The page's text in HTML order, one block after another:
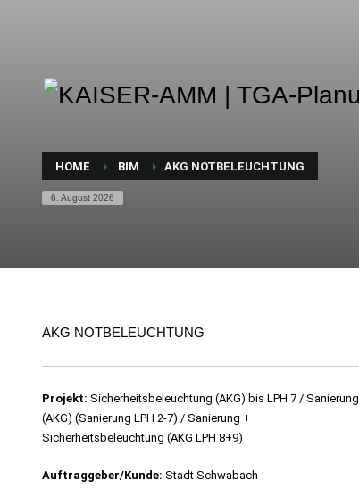
HOME BIM AKG NOTBELEUCHTUNG
6. August 2026
AKG NOTBELEUCHTUNG
Projekt: Sicherheitsbeleuchtung (AKG) bis LPH 7 / Sanierung
(AKG) (Sanierung LPH 2-7) / Sanierung +
Sicherheitsbeleuchtung (AKG LPH 8+9)
Auftraggeber/Kunde: Stadt Schwabach